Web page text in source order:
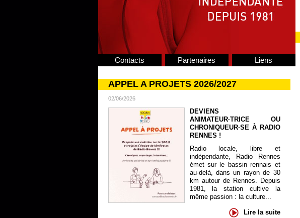
Contacts Partenaires Liens
APPEL A PROJETS 2026/2027
02/06/2026
DEVIENS
ANIMATEUR·TRICE OU
CHRONIQUEUR·SE À RADIO
RENNES !
Radio locale, libre et
indépendante, Radio Rennes
émet sur le bassin rennais et
au-delà, dans un rayon de 30
km autour de Rennes. Depuis
1981, la station cultive la
même passion : la culture...
Lire la suite